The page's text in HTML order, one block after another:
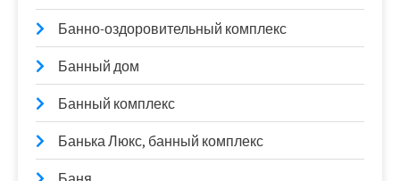
Банно-оздоровительный комплекс
Банный дом
Банный комплекс
Банька Люкс, банный комплекс